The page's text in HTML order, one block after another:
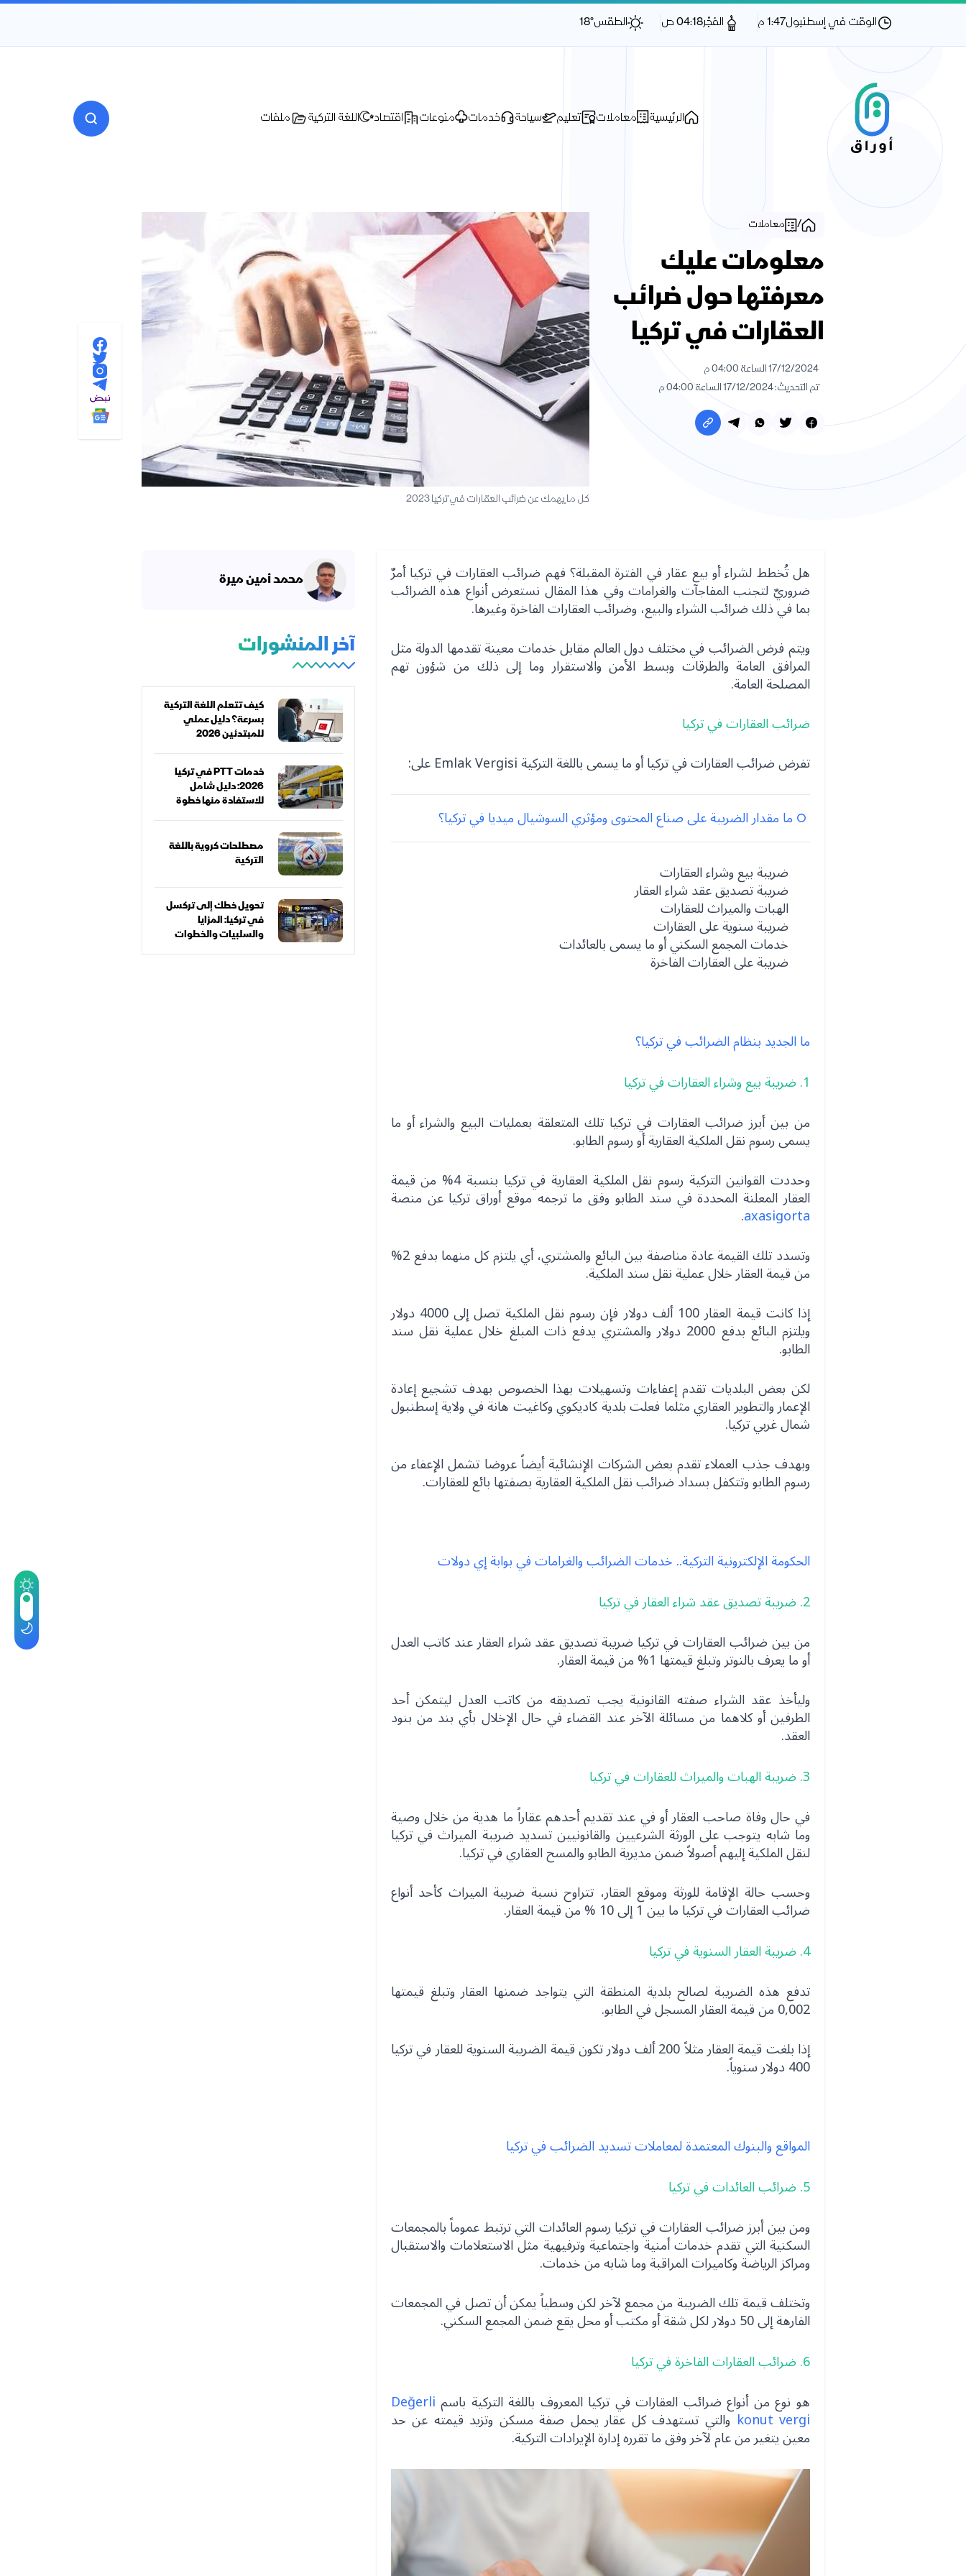
الوقت في إسطنبول1:47 م الفجْر04:18 ص الطقس18°
الرئيسية معاملات تعليم سياحة خدمات منوعات اقتصاد اللغة التركية ملفات
/ معاملات
معلومات عليك
معرفتها حول ضرائب
العقارات في تركيا
17/12/2024 الساعة 04:00 م
تم التحديث: 17/12/2024 الساعة 04:00 م
كل ما يهمك عن ضرائب العقارات في تركيا 2023
هل تُخطط لشراء أو بيع عقار في الفترة المقبلة؟ فهم ضرائب العقارات في تركيا أمرٌ
ضروريٌ لتجنب المفاجآت والغرامات وفي هذا المقال نستعرض أنواع هذه الضرائب
بما في ذلك ضرائب الشراء والبيع، وضرائب العقارات الفاخرة وغيرها.
ويتم فرض الضرائب في مختلف دول العالم مقابل خدمات معينة تقدمها الدولة مثل
المرافق العامة والطرقات وبسط الأمن والاستقرار وما إلى ذلك من شؤون تهم
المصلحة العامة.
ضرائب العقارات في تركيا
تفرض ضرائب العقارات في تركيا أو ما يسمى باللغة التركية Emlak Vergisi على:
ما مقدار الضريبة على صناع المحتوى ومؤثري السوشيال ميديا في تركيا؟
ضريبة بيع وشراء العقارات
ضريبة تصديق عقد شراء العقار
الهبات والميراث للعقارات
ضريبة سنوية على العقارات
خدمات المجمع السكني أو ما يسمى بالعائدات
ضريبة على العقارات الفاخرة
ما الجديد بنظام الضرائب في تركيا؟
1. ضريبة بيع وشراء العقارات في تركيا
من بين أبرز ضرائب العقارات في تركيا تلك المتعلقة بعمليات البيع والشراء أو ما
يسمى رسوم نقل الملكية العقارية أو رسوم الطابو.
وحددت القوانين التركية رسوم نقل الملكية العقارية في تركيا بنسبة 4% من قيمة
العقار المعلنة المحددة في سند الطابو وفق ما ترجمه موقع أوراق تركيا عن منصة
axasigorta
.
وتسدد تلك القيمة عادة مناصفة بين البائع والمشتري، أي يلتزم كل منهما بدفع 2%
من قيمة العقار خلال عملية نقل سند الملكية.
إذا كانت قيمة العقار 100 ألف دولار فإن رسوم نقل الملكية تصل إلى 4000 دولار
ويلتزم البائع بدفع 2000 دولار والمشتري يدفع ذات المبلغ خلال عملية نقل سند
الطابو.
لكن بعض البلديات تقدم إعفاءات وتسهيلات بهذا الخصوص بهدف تشجيع إعادة
الإعمار والتطوير العقاري مثلما فعلت بلدية كاديكوي وكاغيت هانة في ولاية إسطنبول
شمال غربي تركيا.
وبهدف جذب العملاء تقدم بعض الشركات الإنشائية أيضاً عروضا تشمل الإعفاء من
رسوم الطابو وتتكفل بسداد ضرائب نقل الملكية العقارية بصفتها بائع للعقارات.
الحكومة الإلكترونية التركية.. خدمات الضرائب والغرامات في بوابة إي دولات
2. ضريبة تصديق عقد شراء العقار في تركيا
من بين ضرائب العقارات في تركيا ضريبة تصديق عقد شراء العقار عند كاتب العدل
أو ما يعرف بالنوتر وتبلغ قيمتها 1% من قيمة العقار.
وليأخذ عقد الشراء صفته القانونية يجب تصديقه من كاتب العدل ليتمكن أحد
الطرفين أو كلاهما من مسائلة الآخر عند القضاء في حال الإخلال بأي بند من بنود
العقد.
3. ضريبة الهبات والميراث للعقارات في تركيا
في حال وفاة صاحب العقار أو في عند تقديم أحدهم عقاراً ما هدية من خلال وصية
وما شابه يتوجب على الورثة الشرعيين والقانونيين تسديد ضريبة الميراث في تركيا
لنقل الملكية إليهم أصولاً ضمن مديرية الطابو والمسح العقاري في تركيا.
وحسب حالة الإقامة للورثة وموقع العقار، تتراوح نسبة ضريبة الميراث كأحد أنواع
ضرائب العقارات في تركيا ما بين 1 إلى 10 % من قيمة العقار.
4. ضريبة العقار السنوية في تركيا
تدفع هذه الضريبة لصالح بلدية المنطقة التي يتواجد ضمنها العقار وتبلغ قيمتها
0,002 من قيمة العقار المسجل في الطابو.
إذا بلغت قيمة العقار مثلاً 200 ألف دولار تكون قيمة الضريبة السنوية للعقار في تركيا
400 دولار سنوياً.
المواقع والبنوك المعتمدة لمعاملات تسديد الضرائب في تركيا
5. ضرائب العائدات في تركيا
ومن بين أبرز ضرائب العقارات في تركيا رسوم العائدات التي ترتبط عموماً بالمجمعات
السكنية التي تقدم خدمات أمنية واجتماعية وترفيهية مثل الاستعلامات والاستقبال
ومراكز الرياضة وكاميرات المراقبة وما شابه من خدمات.
وتختلف قيمة تلك الضريبة من مجمع لآخر لكن وسطياً يمكن أن تصل في المجمعات
الفارهة إلى 50 دولار لكل شقة أو مكتب أو محل يقع ضمن المجمع السكني.
6. ضرائب العقارات الفاخرة في تركيا
هو نوع من أنواع ضرائب العقارات في تركيا المعروف باللغة التركية باسم Değerli
konut vergi والتي تستهدف كل عقار يحمل صفة مسكن وتزيد قيمته عن حد
معين يتغير من عام لآخر وفق ما تقرره إدارة الإيرادات التركية.
محمد أمين ميرة
آخر المنشورات
كيف تتعلم اللغة التركية
بسرعة؟ دليل عملي
للمبتدئين 2026
خدمات PTT في تركيا
2026: دليل شامل
للاستفادة منها خطوة
مصطلحات كروية باللغة
التركية
تحويل خطك إلى تركسل
في تركيا: المزايا
والسلبيات والخطوات